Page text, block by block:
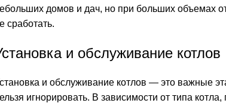
домов и дач, но при больших объемах
сработать.
и обслуживание котлов
и обслуживание котлов — это важные
игнорировать. В зависимости от типа